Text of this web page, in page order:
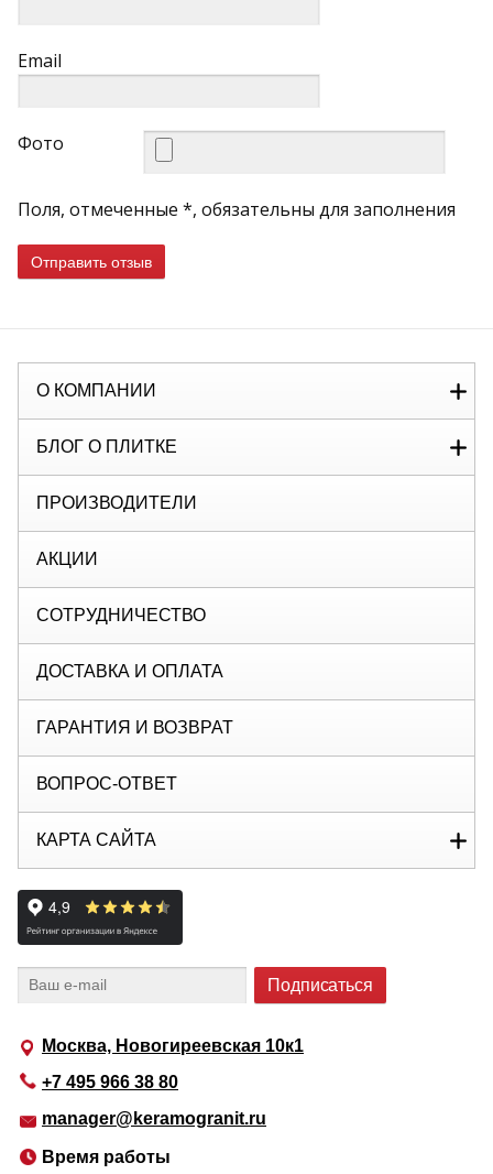
Email
Фото
Поля, отмеченные *, обязательны для заполнения
Отправить отзыв
Москва, Новогиреевская 10к1
+7 495 966 38 80
manager@keramogranit.ru
Время работы
О КОМПАНИИ
БЛОГ О ПЛИТКЕ
ПРОИЗВОДИТЕЛИ
АКЦИИ
СОТРУДНИЧЕСТВО
ДОСТАВКА И ОПЛАТА
ГАРАНТИЯ И ВОЗВРАТ
ВОПРОС-ОТВЕТ
КАРТА САЙТА